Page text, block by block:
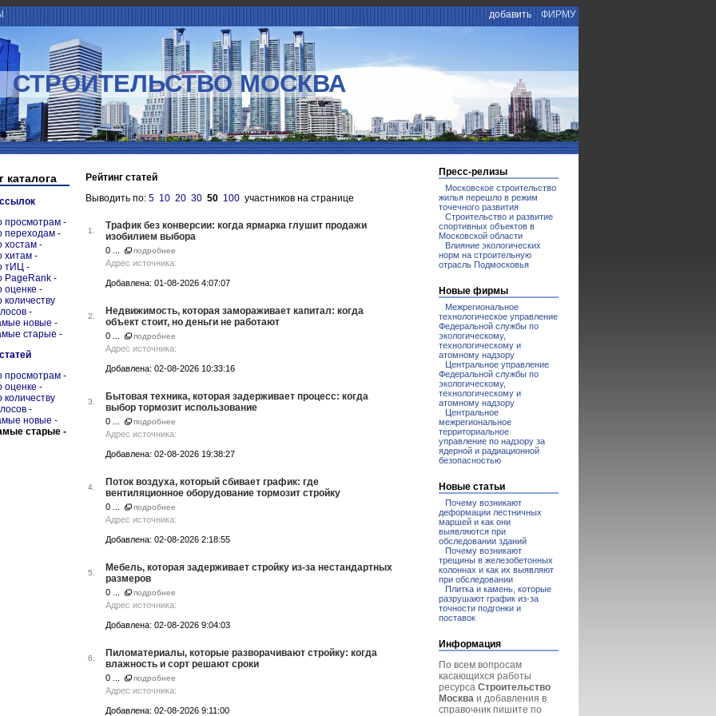
добавить ФИРМУ
СТРОИТЕЛЬСТВО МОСКВА
каталога
просмотрам -
переходам -
хостам -
хитам -
тИЦ -
PageRank -
оценке -
количеству
-
новые -
старые -
просмотрам -
оценке -
количеству
-
новые -
старые -
Рейтинг статей
Выводить по: 5 10 20 30 50 100 участников на странице
1.
Трафик без конверсии: когда ярмарка глушит продажи
изобилием выбора
0 ... подробнее
Адрес источника:
Добавлена: 01-08-2026 4:07:07
2.
Недвижимость, которая замораживает капитал: когда
объект стоит, но деньги не работают
0 ... подробнее
Адрес источника:
Добавлена: 02-08-2026 10:33:16
3.
Бытовая техника, которая задерживает процесс: когда
выбор тормозит использование
0 ... подробнее
Адрес источника:
Добавлена: 02-08-2026 19:38:27
4.
Поток воздуха, который сбивает график: где
вентиляционное оборудование тормозит стройку
0 ... подробнее
Адрес источника:
Добавлена: 02-08-2026 2:18:55
5.
Мебель, которая задерживает стройку из-за нестандартных
размеров
0 ... подробнее
Адрес источника:
Добавлена: 02-08-2026 9:04:03
6.
Пиломатериалы, которые разворачивают стройку: когда
влажность и сорт решают сроки
0 ... подробнее
Адрес источника:
Добавлена: 02-08-2026 9:11:00
Пресс-релизы
Московское строительство
жилья перешло в режим
точечного развития
Строительство и развитие
спортивных объектов в
Московской области
Влияние экологических
норм на строительную
отрасль Подмосковья
Новые фирмы
Межрегиональное
технологическое управление
Федеральной службы по
экологическому,
технологическому и
атомному надзору
Центральное управление
Федеральной службы по
экологическому,
технологическому и
атомному надзору
Центральное
межрегиональное
территориальное
управление по надзору за
ядерной и радиационной
безопасностью
Новые статьи
Почему возникают
деформации лестничных
маршей и как они
выявляются при
обследовании зданий
Почему возникают
трещины в железобетонных
колоннах и как их выявляют
при обследовании
Плитка и камень, которые
разрушают график из-за
точности подгонки и
поставок
Информация
По всем вопросам
касающихся работы
ресурса Строительство
Москва и добавления в
справочник пишите по